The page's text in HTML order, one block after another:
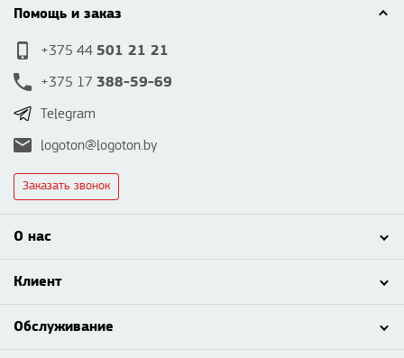
Помощь и заказ
+375 44 501 21 21
+375 17 388-59-69
Telegram
logoton@logoton.by
Заказать звонок
О нас
Клиент
Обслуживание